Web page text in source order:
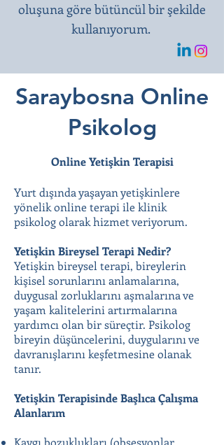
oluşuna göre bütüncül bir şekilde
kullanıyorum.
Saraybosna Online
Psikolog
Online Yetişkin Terapisi
Yurt dışında yaşayan yetişkinlere
yönelik online terapi ile klinik
psikolog olarak hizmet veriyorum.
Yetişkin Bireysel Terapi Nedir?
Yetişkin bireysel terapi, bireylerin
kişisel sorunlarını anlamalarına,
duygusal zorluklarını aşmalarına ve
yaşam kalitelerini artırmalarına
yardımcı olan bir süreçtir. Psikolog
bireyin düşüncelerini, duygularını ve
davranışlarını keşfetmesine olanak
tanır.
Yetişkin Terapisinde Başlıca Çalışma
Alanlarım
Kaygı bozuklukları (obsesyonlar,